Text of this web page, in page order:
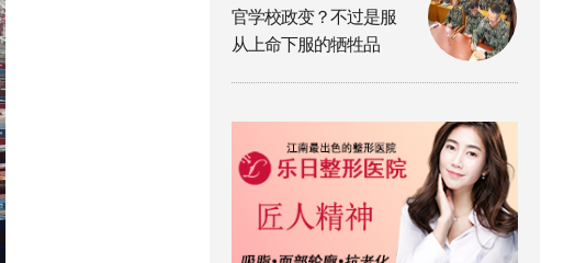
官学校政变？不过是服
从上命下服的牺牲品